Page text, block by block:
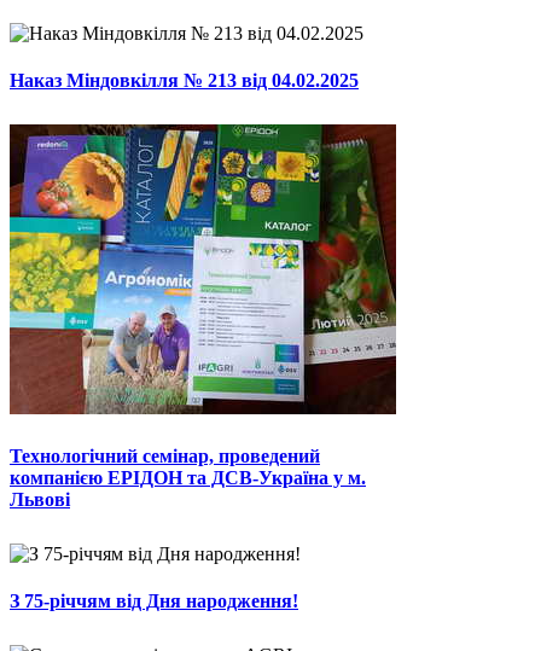
Наказ Міндовкілля № 213 від 04.02.2025
Технологічний семінар, проведений
компанією ЕРІДОН та ДСВ-Україна у м.
Львові
З 75-річчям від Дня народження!